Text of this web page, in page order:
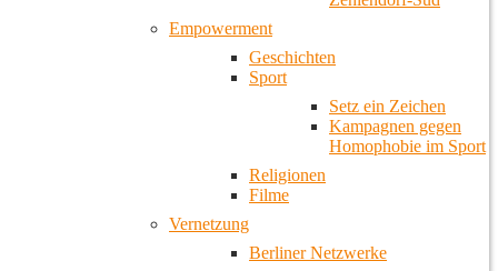
Empowerment
Geschichten
Sport
Setz ein Zeichen
Kampagnen gegen
Homophobie im Sport
Religionen
Filme
Vernetzung
Berliner Netzwerke